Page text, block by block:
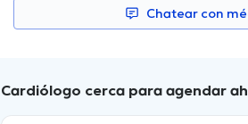
Chatear con
Cardiólogo cerca para agendar